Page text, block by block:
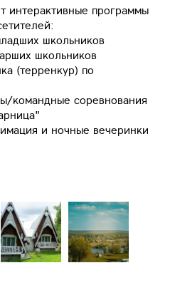
интерактивные программы
школьников
школьников
(терренкур) по
командные соревнования
и ночные вечеринки